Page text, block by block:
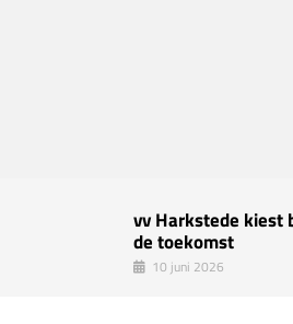
vv Harkstede kiest
de toekomst
10 juni 2026